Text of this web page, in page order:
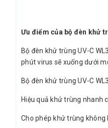
Ưu điểm của bộ đèn khử
Bộ đèn khử trùng UV-C
phút virus sẽ xuống dưới
Bộ đèn khử trùng UV-C
Hiệu quả khử trùng nhanh
Cho phép khử trùng không